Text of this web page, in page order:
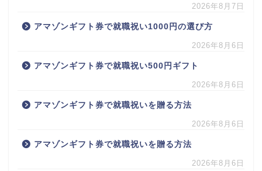
2026年8月7日
アマゾンギフト券で就職祝い1000円の選び方
2026年8月6日
アマゾンギフト券で就職祝い500円ギフト
2026年8月6日
アマゾンギフト券で就職祝いを贈る方法
2026年8月6日
アマゾンギフト券で就職祝いを贈る方法
2026年8月6日